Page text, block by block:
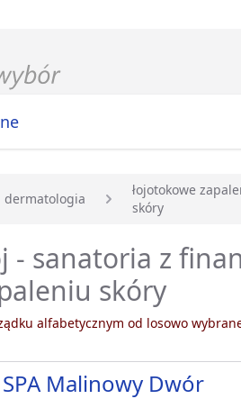
dermatologia
łojotokowe
skóry
- sanatoria z
skóry
alfabetycznym od losowo
Malinowy Dwór